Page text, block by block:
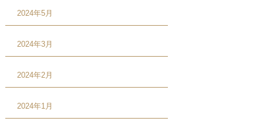
2024年5月
2024年3月
2024年2月
2024年1月